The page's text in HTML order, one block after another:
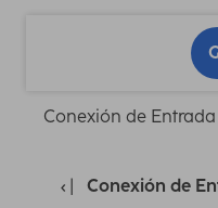
Conexión de Entrada
Conexión de